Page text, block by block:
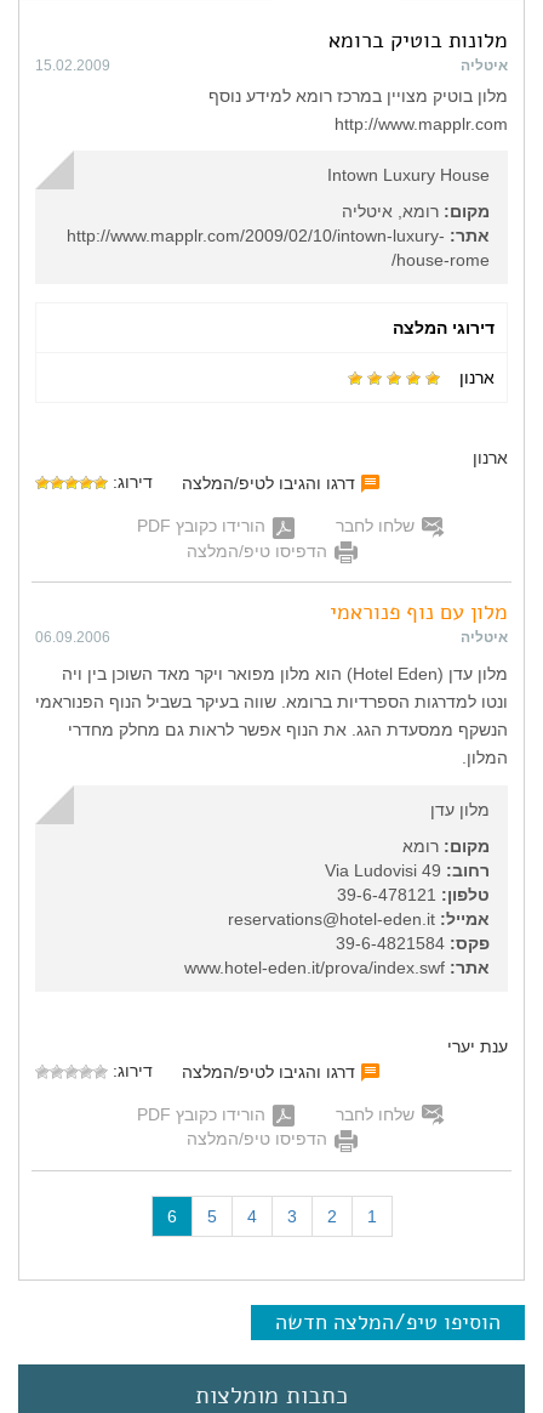
מלונות בוטיק ברומא
איטליה 15.02.2009
מלון בוטיק מצויין במרכז רומא למידע נוסף
http://www.mapplr.com
Intown Luxury House
מקום: רומא, איטליה
אתר: http://www.mapplr.com/2009/02/10/intown-luxury-
house-rome/
דירוגי המלצה
ארנון
ארנון
דרגו והגיבו לטיפ/המלצה
דירוג:
שלחו לחבר
הורידו כקובץ PDF
הדפיסו טיפ/המלצה
מלון עם נוף פנוראמי
איטליה 06.09.2006
מלון עדן (Hotel Eden) הוא מלון מפואר ויקר מאד השוכן בין ויה
ונטו למדרגות הספרדיות ברומא. שווה בעיקר בשביל הנוף הפנוראמי
הנשקף ממסעדת הגג. את הנוף אפשר לראות גם מחלק מחדרי
המלון.
מלון עדן
מקום: רומא
רחוב:
טלפון:
אמייל:
פקס:
אתר:
ענת יערי
דרגו והגיבו לטיפ/המלצה
דירוג:
שלחו לחבר
הורידו כקובץ PDF
הדפיסו טיפ/המלצה
1
2
3
4
5
6
(
c
n
הוסיפו טיפ/המלצה חדשה
כתבות מומלצות